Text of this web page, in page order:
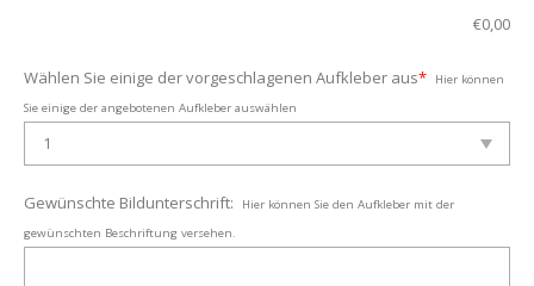
€0,00
Wählen Sie einige der vorgeschlagenen Aufkleber aus*
Hier können
Sie einige der angebotenen Aufkleber auswählen
Gewünschte Bildunterschrift:
Hier können Sie den Aufkleber mit der
gewünschten Beschriftung versehen.